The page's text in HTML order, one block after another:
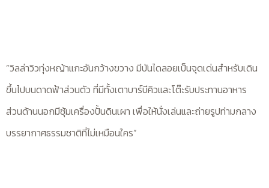
“วิลล่าวิวทุ่งหญ้าแกะอันกว้างขวาง มีบันไดลอยเป็นจุดเด่นสำหรับเดิน
ขึ้นไปบนดาดฟ้าส่วนตัว ที่มีทั้งเตาบาร์บีคิวและโต๊ะรับประทานอาหาร
ส่วนด้านนอกมีซุ้มเครื่องปั้นดินเผา เพื่อให้นั่งเล่นและถ่ายรูปท่ามกลาง
บรรยากาศธรรมชาติที่ไม่เหมือนใคร”